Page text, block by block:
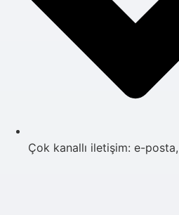
Çok kanallı iletişim: e-